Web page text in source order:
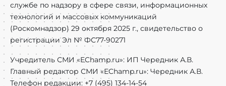
службе по надзору в сфере связи, информационных
технологий и массовых коммуникаций
(Роскомнадзор) 29 октября 2025 г., свидетельство о
регистрации Эл № ФС77-90271
Учредитель СМИ «EChamp.ru»: ИП Чередник А.В.
Главный редактор СМИ «EChamp.ru»: Чередник А.В.
Телефон редакции: +7 (495) 134-14-54